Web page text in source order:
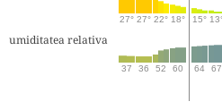
27° 27° 22° 18° 15°
umiditatea relativa
37 36 52 60 64 67